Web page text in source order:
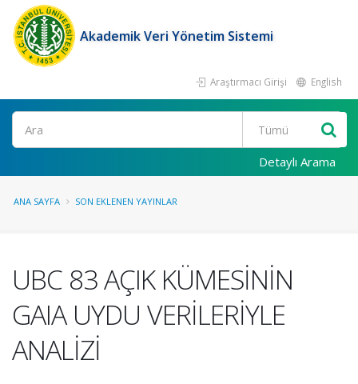
Akademik Veri Yönetim Sistemi
Araştırmacı Girişi English
Ara
Detaylı Arama
ANA SAYFA SON EKLENEN YAYINLAR
UBC 83 AÇIK KÜMESİNİN
GAIA UYDU VERİLERİYLE
ANALİZİ